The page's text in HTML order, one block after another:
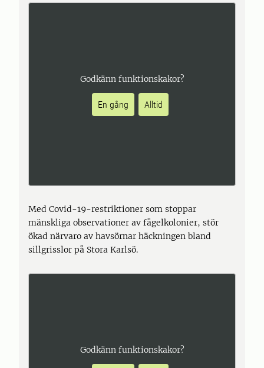
Godkänn funktionskakor?
En gång Alltid
Med Covid-19-restriktioner som stoppar
mänskliga observationer av fågelkolonier, stör
ökad närvaro av havsörnar häckningen bland
sillgrisslor på Stora Karlsö.
Godkänn funktionskakor?